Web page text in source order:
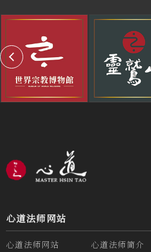
心道法师网站
心道法师网站 心道法师简介